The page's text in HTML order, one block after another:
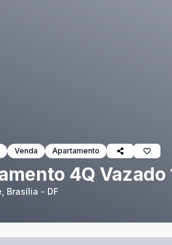
Venda Apartamento
4Q Vazado
Brasília - DF